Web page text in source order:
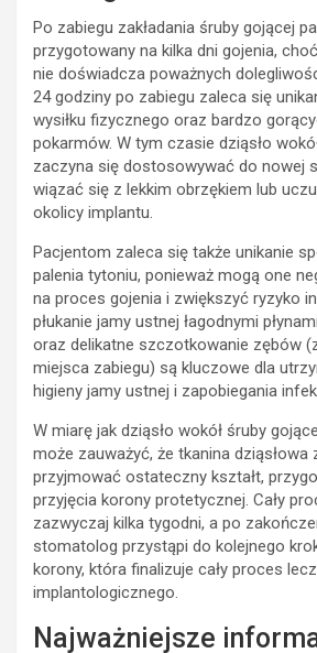
Po zabiegu zakładania śruby gojącej
przygotowany na kilka dni gojenia,
nie doświadcza poważnych
24 godziny po zabiegu zaleca się
wysiłku fizycznego oraz bardzo
pokarmów. W tym czasie dziąsło
zaczyna się dostosowywać do nowej
wiązać się z lekkim obrzękiem lub
okolicy implantu.
Pacjentom zaleca się także unikanie
palenia tytoniu, ponieważ mogą one
na proces gojenia i zwiększyć ryzyko
płukanie jamy ustnej łagodnymi
oraz delikatne szczotkowanie zębów
miejsca zabiegu) są kluczowe dla
higieny jamy ustnej i zapobiegania
W miarę jak dziąsło wokół śruby
może zauważyć, że tkanina dziąsłowa
przyjmować ostateczny kształt,
przyjęcia korony protetycznej. Cały
zazwyczaj kilka tygodni, a po
stomatolog przystąpi do kolejnego
korony, która finalizuje cały proces
implantologicznego.
Najważniejsze